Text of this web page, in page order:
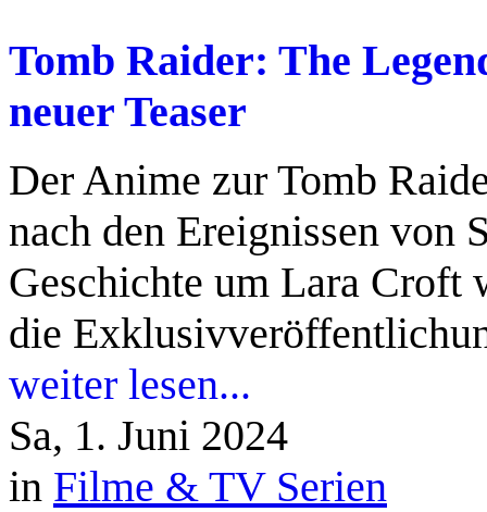
Tomb Raider: The
neuer Teaser
Der Anime zur Tomb
nach den Ereignissen von
Geschichte um Lara Croft
die
weiter lesen...
Sa, 1. Juni 2024
in Filme & TV Serien